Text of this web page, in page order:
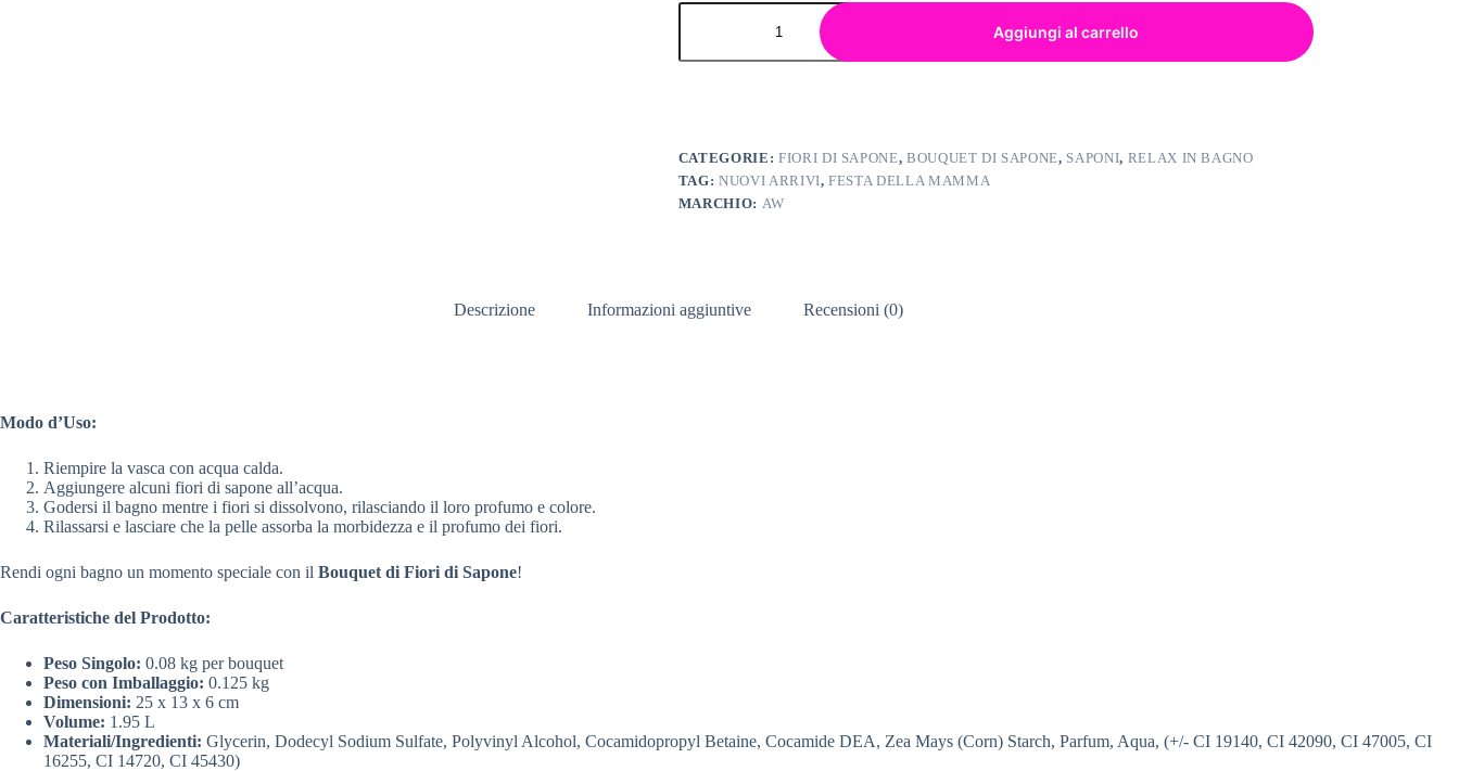
BOUQUET
SAPONE
Aggiungi al carrello
CATEGORIE: FIORI DI SAPONE,BOUQUET DI SAPONE, SAPONI, RELAX IN BAGNO
TAG:NUOVI ARRIVI,FESTA DELLA MAMMA
MARCHIO: AW
Descrizione Informazioni aggiuntive Recensioni (0)
Modo d’Uso:
Riempire la vasca con acqua calda.
Aggiungere alcuni fiori di sapone all’acqua.
Godersi il bagno mentre i fiori si dissolvono, rilasciando il loro profumo e colore.
Rilassarsi e lasciare che la pelle assorba la morbidezza e il profumo dei fiori.
Rendi ogni bagno un momento speciale con il Bouquet di Fiori di Sapone!
Caratteristiche del Prodotto:
Peso Singolo: 0.08 kg per bouquet
Peso con Imballaggio: 0.125 kg
Dimensioni: 25 x 13 x 6 cm
Volume: 1.95 L
Materiali/Ingredienti: Glycerin, Dodecyl Sodium Sulfate, Polyvinyl Alcohol, Cocamidopropyl Betaine, Cocamide DEA, Zea Mays (Corn) Starch, Parfum, Aqua, (+/- CI 19140, CI 42090, CI 47005, CI
16255, CI 14720, CI 45430)